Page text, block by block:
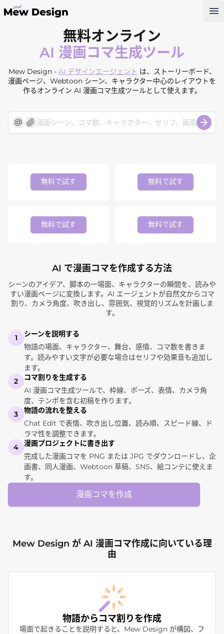
無料オンライン
AI 漫画コマ生成ツール
Mew Design - AI デザインエージェント は、ストーリーボード、
漫画ページ、Webtoon シーン、キャラクター中心のレイアウトを
作るオンライン AI 漫画コマ生成ツールとして使えます。
無料で試す 無料で試す
無料で試す 無料で試す
AI で漫画コマを作成する方法
シーンのアイデア、脚本の一場面、キャラクターの瞬間を、読みや
すい漫画ページに変換します。AI エージェントが自然文からコマ
割り、カメラ角度、吹き出し、雰囲気、視覚的リズムを計画しま
す。
1
シーンを説明する
物語の場面、キャラクター、舞台、感情、コマ数を書きま
す。読みやすい文字が必要な場合はセリフや効果音も追加し
ます。
2
コマ割りを生成する
AI 漫画コマ生成ツールで、枠線、ポーズ、表情、カメラ角
度、テンポを含む初稿を作ります。
3
物語の流れを整える
Chat Edit で表情、吹き出し位置、読み順、スピード線、ド
ラマ性を調整できます。
4
漫画プロジェクトに書き出す
完成した漫画コマを PNG または JPG でダウンロードし、企
画書、同人漫画、Webtoon 草稿、SNS、絵コンテに使えま
す。
漫画コマを作成
Mew Design が AI 漫画コマ作成に向いている理
由
物語からコマ割りを作成
場面で起きることを説明すると、Mew Design が構図、フ